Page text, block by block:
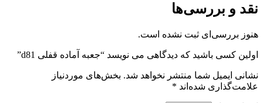
نقد و بررسی‌ها
هنوز بررسی‌ای ثبت نشده است.
اولین کسی باشید که دیدگاهی می نویسد “جعبه آماده قفلی d81”
نشانی ایمیل شما منتشر نخواهد شد. بخش‌های موردنیاز
علامت‌گذاری شده‌اند *